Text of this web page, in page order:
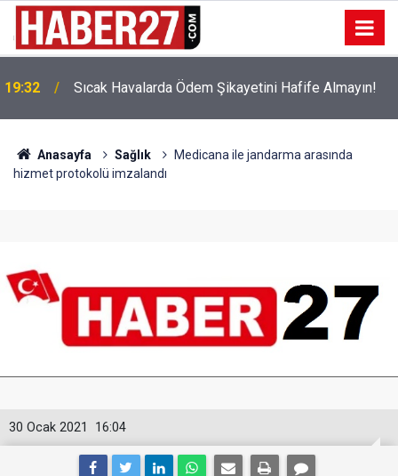
19:32 Sıcak Havalarda Ödem Şikayetini Hafife Almayın!
Anasayfa Sağlık
Medicana ile jandarma arasında
hizmet protokolü imzalandı
16:04
30 Ocak 2021